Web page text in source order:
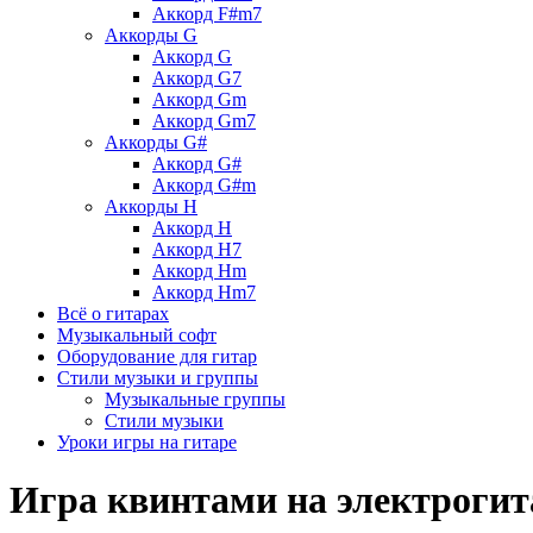
Аккорд F#m7
Аккорды G
Аккорд G
Аккорд G7
Аккорд Gm
Аккорд Gm7
Аккорды G#
Аккорд G#
Аккорд G#m
Аккорды H
Аккорд H
Аккорд H7
Аккорд Hm
Аккорд Hm7
Всё о гитарах
Музыкальный софт
Оборудование для гитар
Стили музыки и группы
Музыкальные группы
Стили музыки
Уроки игры на гитаре
Игра квинтами на